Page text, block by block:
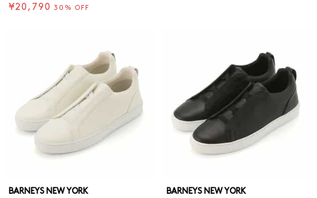
¥20,790 30% OFF
BARNEYS NEW YORK
BARNEYS NEW YORK